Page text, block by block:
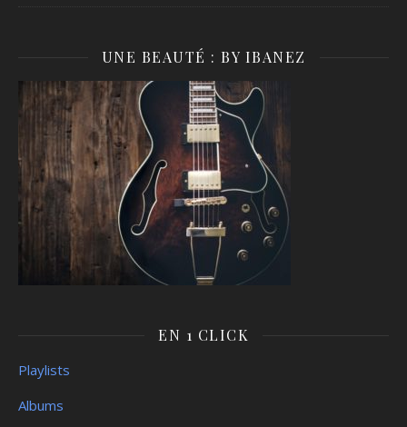
UNE BEAUTÉ : BY IBANEZ
EN 1 CLICK
Playlists
Albums